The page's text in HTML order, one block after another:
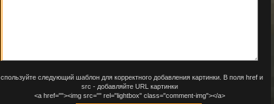
следующий шаблон для корректного добавления картинки. В поля href и
src - добавляйте URL картинки
<a href=""><img src="" rel="lightbox" class="comment-img"></a>